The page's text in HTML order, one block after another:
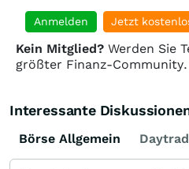
Anmelden Jetzt
Kein Mitglied? Werden Sie
größter Finanz-Community.
Interessante
Börse Allgemein